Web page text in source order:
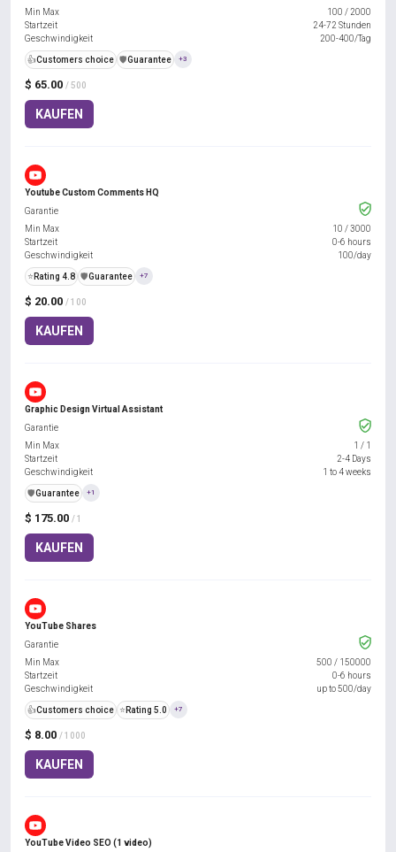
$ 65.00 / 500
KAUFEN
Min Max
100 / 2000
Startzeit
24-72 Stunden
Geschwindigkeit
200-400/Tag
👍Customers choice ️🛡️Guarantee +3
Youtube Custom Comments HQ
$ 20.00 / 100
KAUFEN
Garantie
Min Max
10 /3000
Startzeit
0-6 hours
Geschwindigkeit
100/day
⭐ Rating 4.8 ️🛡️Guarantee +7
Graphic Design Virtual Assistant
$ 175.00 / 1
KAUFEN
Garantie
Min Max
1 / 1
Startzeit
2-4 Days
Geschwindigkeit
1 to 4 weeks
️🛡️Guarantee +1
YouTube Shares
$ 8.00 / 1000
KAUFEN
Garantie
Min Max
500 / 150000
Startzeit
0-6 hours
Geschwindigkeit
up to 500/day
👍Customers choice ⭐ Rating 5.0 +7
YouTube Video SEO (1 video)